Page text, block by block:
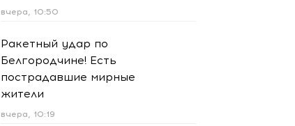
вчера, 10:50
Ракетный удар по
Белгородчине! Есть
пострадавшие мирные
жители
вчера, 10:19